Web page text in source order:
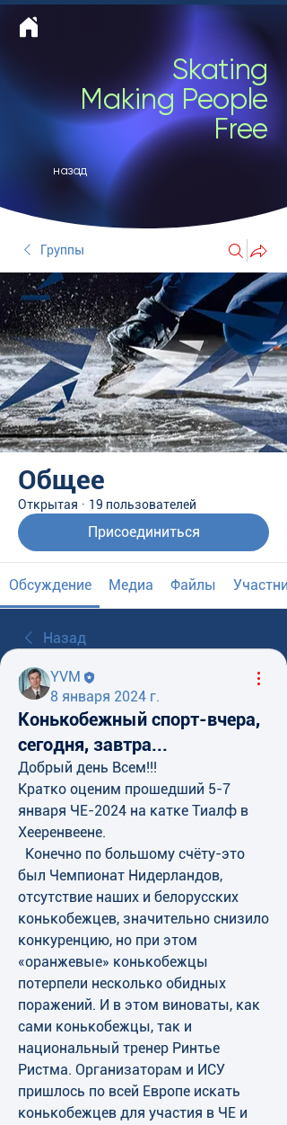
Skating
Making People
Free
назад
Группы
Общее
Открытая · 19 пользователей
Присоединиться
Обсуждение Медиа Файлы
Назад
YVM
8 января 2024 г.
Конькобежный спорт-вчера,
сегодня, завтра...
Добрый день Всем!!!
Кратко оценим прошедший 5-7
января ЧЕ-2024 на катке Тиалф в
Хееренвеене.
был Чемпионат Нидерландов,
отсутствие наших и белорусских
конькобежцев, значительно снизило
конкуренцию, но при этом
«оранжевые» конькобежцы
потерпели несколько обидных
поражений. И в этом виноваты, как
сами конькобежцы, так и
национальный тренер Ринтье
Ристма. Организаторам и ИСУ
пришлось по всей Европе искать
конькобежцев для участия в ЧЕ и